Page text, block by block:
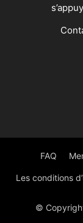
FAQ
Les conditions
©